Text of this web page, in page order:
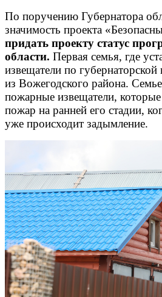
По поручению Губернатора
значимость проекта
придать проекту статус
области. Первая семья, где
извещатели по
из Вожегодского района.
пожарные извещатели,
пожар на ранней его стадии,
уже происходит задымление.